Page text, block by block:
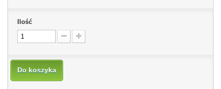
Ilość
Do koszyka